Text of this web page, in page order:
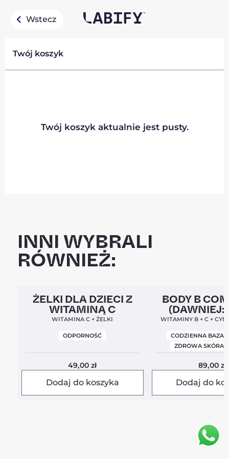
Wstecz
Twój koszyk
Twój koszyk aktualnie jest pusty.
INNI WYBRALI
RÓWNIEŻ:
Clean Label 5,0
ŻELKI DLA DZIECI Z
WITAMINĄ C
WITAMINA C + ŻELKI
ODPORNOŚĆ
49,00zł
Dodaj do koszyka
Clean Label Nowa
BODY B
(DAWNIEJ:
WITAMINY B + C +
CODZIENNA BAZA
ZDROWA SKÓRA I
89,00zł
Dodaj do